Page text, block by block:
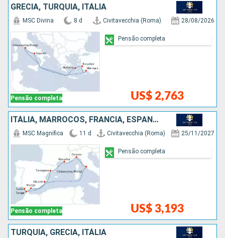
GRÉCIA, TURQUIA, ITÁLIA
Pensão completa
MSC Divina 8 d Civitavecchia (Roma) 28/08/2026
US$ 2,763
Pensão completa
ITÁLIA, MARROCOS, FRANCIA, ESPANHA
Pensão completa
MSC Magnifica 11 d Civitavecchia (Roma) 25/11/2027
US$ 3,193
Pensão completa
TURQUIA, GRÉCIA, ITÁLIA